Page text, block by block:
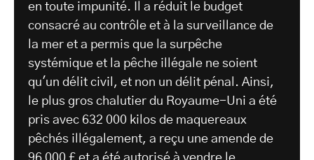
en toute impunité. Il a réduit le budget
consacré au contrôle et à la surveillance de
la mer et a permis que la surpêche
systémique et la pêche illégale ne soient
qu'un délit civil, et non un délit pénal. Ainsi,
le plus gros chalutier du Royaume-Uni a été
pris avec 632 000 kilos de maquereaux
pêchés illégalement, a reçu une amende de